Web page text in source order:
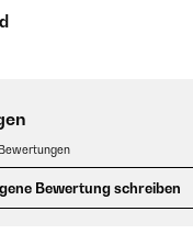
Bewertung schreiben